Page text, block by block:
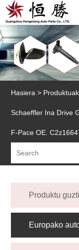
Hasiera > Produktuak
Schaeffler Ina Drive
F-Pace OE.
Produktu
Europako